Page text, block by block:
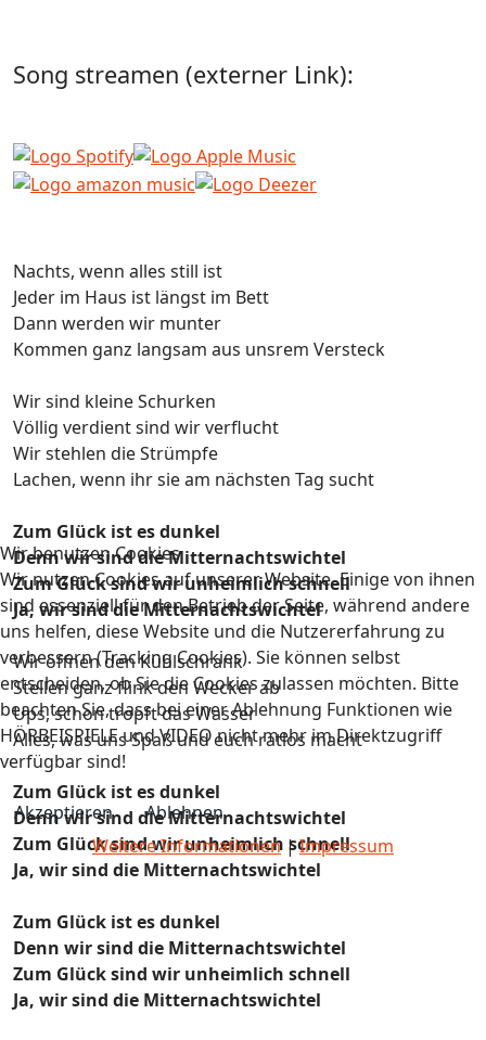
Song streamen (externer Link):
Nachts, wenn alles still ist
Jeder im Haus ist längst im Bett
Dann werden wir munter
Kommen ganz langsam aus unsrem Versteck
Wir sind kleine Schurken
Völlig verdient sind wir verflucht
Wir stehlen die Strümpfe
Lachen, wenn ihr sie am nächsten Tag sucht
Zum Glück ist es dunkel
Denn wir sind die Mitternachtswichtel
Zum Glück sind wir unheimlich schnell
Ja, wir sind die Mitternachtswichtel
Wir öffnen den Kühlschrank
Stellen ganz flink den Wecker ab
Ups, schon tropft das Wasser
Alles, was uns Spaß und euch ratlos macht
Zum Glück ist es dunkel
Denn wir sind die Mitternachtswichtel
Zum Glück sind wir unheimlich schnell
Ja, wir sind die Mitternachtswichtel
Zum Glück ist es dunkel
Denn wir sind die Mitternachtswichtel
Zum Glück sind wir unheimlich schnell
Ja, wir sind die Mitternachtswichtel
Wir benutzen Cookies
Wir nutzen Cookies auf unserer Website. Einige von ihnen
sind essenziell für den Betrieb der Seite, während andere
uns helfen, diese Website und die Nutzererfahrung zu
verbessern (Tracking Cookies). Sie können selbst
entscheiden, ob Sie die Cookies zulassen möchten. Bitte
beachten Sie, dass bei einer Ablehnung Funktionen wie
HÖRBEISPIELE und VIDEO nicht mehr im Direktzugriff
verfügbar sind!
Akzeptieren
Ablehnen
Weitere Informationen|Impressum